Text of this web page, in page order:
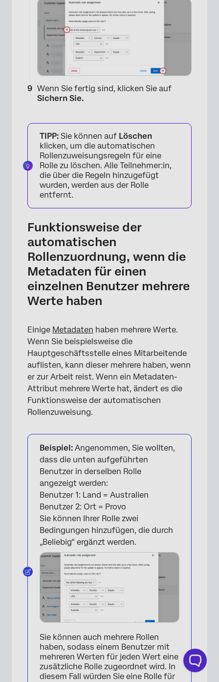
×
×
Wenn Sie fertig sind, klicken Sie auf
Sichern Sie.
TIPP: Sie können auf Löschen
klicken, um die automatischen
Rollenzuweisungsregeln für eine
Rolle zu löschen. Alle Teilnehmer:in,
die über die Regeln hinzugefügt
wurden, werden aus der Rolle
entfernt.
Funktionsweise der
automatischen
Rollenzuordnung, wenn die
Metadaten für einen
einzelnen Benutzer mehrere
Werte haben
Einige Metadaten haben mehrere Werte.
Wenn Sie beispielsweise die
Hauptgeschäftsstelle eines Mitarbeitende
auflisten, kann dieser mehrere haben, wenn
er zur Arbeit reist. Wenn ein Metadaten-
Attribut mehrere Werte hat, ändert es die
Funktionsweise der automatischen
Rollenzuweisung.
Beispiel: Angenommen, Sie wollten,
dass die unten aufgeführten
Benutzer in derselben Rolle
angezeigt werden:
Benutzer 1: Land = Australien
Benutzer 2: Ort = Provo
Sie können Ihrer Rolle zwei
Bedingungen hinzufügen, die durch
„Beliebig“ ergänzt werden.
Sie können auch mehrere Rollen
haben, sodass einem Benutzer mit
mehreren Werten für jeden Wert eine
zusätzliche Rolle zugeordnet wird. In
diesem Fall würden Sie eine Rolle für